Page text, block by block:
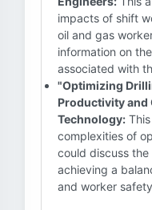
impacts of shift
oil and gas
information on
associated with
"Optimizing
Productivity and
Technology:
complexities of
could discuss the
achieving a
and worker